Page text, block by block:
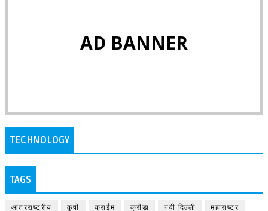
AD BANNER
TECHNOLOGY
TAGS
आंतरराष्ट्रीय कृषी क्राईम क्रीडा नवी दिल्ली महाराष्ट्र